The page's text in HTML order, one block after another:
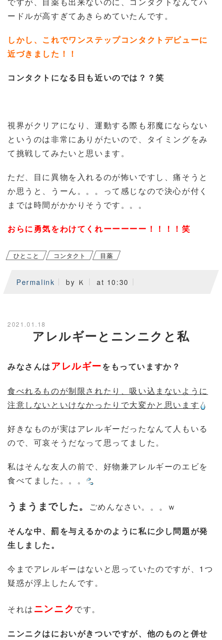
ードルが高すぎてあきらめていたんです。
しかし、これでワンステップコンタクトデビューに
近づきました！！
コンタクトになる日も近いのでは？？笑
視界がクリアになり、運動する際も邪魔にならない
というのは非常にありがたいので、タイミングをみ
て挑戦してみたいと思います。
ただ、目に異物を入れるのが怖いですし、痛そうと
か思うと、うーん。。。って感じなので決心が付く
までは時間がかかりそうです。。。
おらに勇気をわけてくれーーーーー！！！！笑
ひとこと コンタクト 目薬
Permalink by Ｋ at 10:30
2021.01.18
アレルギーとニンニクと私
みなさんはアレルギーをもっていますか？
食べれるものが制限されたり、吸い込まないように
注意しないといけなかったりで大変かと思います
好きなものが実はアレルギーだったなんて人もいる
ので、可哀そうだなって思ってました。
私はそんな友人の前で、好物兼アレルギーのエビを
食べてました。。。
うまうまでした。 ごめんなさい。。。ｗ
そんな中、罰を与えるかのように私に少し問題が発
生しました。
今までアレルギーはないと思っていたのですが、1つ
疑惑が浮上したんです。
それはニンニクです。
ニンニクはにおいがきついですが、他のものと併せ